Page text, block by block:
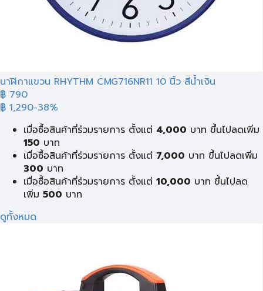
นาฬิกาแขวน RHYTHM CMG716NR11 10 นิ้ว สีน้ำเงิน
฿ 790
฿ 1,290-38%
เมื่อซื้อสินค้าที่ร่วมรายการ ตั้งแต่ 4,000 บาท ขึ้นไปลดเพิ่ม
150 บาท
เมื่อซื้อสินค้าที่ร่วมรายการ ตั้งแต่ 7,000 บาท ขึ้นไปลดเพิ่ม
300 บาท
เมื่อซื้อสินค้าที่ร่วมรายการ ตั้งแต่ 10,000 บาท ขึ้นไปลด
เพิ่ม 500 บาท
ดูทั้งหมด